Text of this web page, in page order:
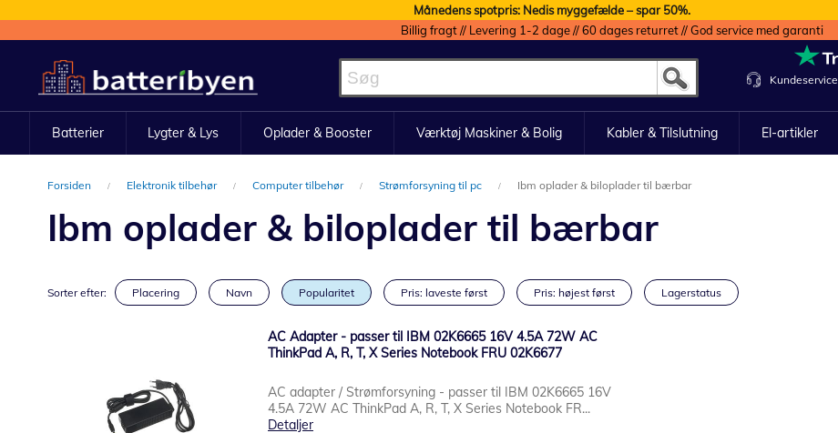
Månedens spotpris: Nedis myggefælde – spar 50%.
Billig fragt // Levering 1-2 dage // 60 dages returret // God service med garanti
to
Content
Kundeservice
Batterier Lygter & Lys Oplader & Booster Værktøj Maskiner & Bolig Kabler & Tilslutning El-artikler
Forsiden Elektronik tilbehør Computer tilbehør Strømforsyning til pc Ibm oplader & biloplader til bærbar
Ibm oplader & biloplader til bærbar
Sorter efter: Placering Navn Popularitet Pris: laveste først Pris: højest først Lagerstatus
AC Adapter - passer til IBM 02K6665 16V 4.5A 72W AC
ThinkPad A, R, T, X Series Notebook FRU 02K6677
AC adapter / Strømforsyning - passer til IBM 02K6665 16V
4.5A 72W AC ThinkPad A, R, T, X Series Notebook FR...
Detaljer